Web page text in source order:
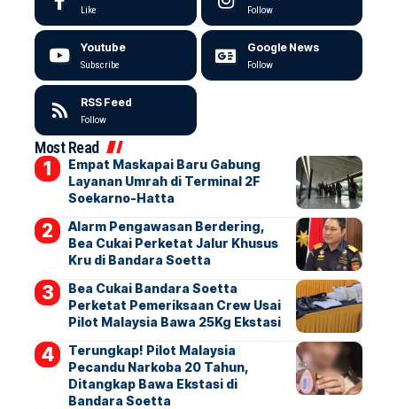
Like Follow
Youtube
Subscribe
Google News
Follow
RSS Feed
Follow
Most Read
Empat Maskapai Baru Gabung
Layanan Umrah di Terminal 2F
Soekarno-Hatta
Alarm Pengawasan Berdering,
Bea Cukai Perketat Jalur Khusus
Kru di Bandara Soetta
Bea Cukai Bandara Soetta
Perketat Pemeriksaan Crew Usai
Pilot Malaysia Bawa 25Kg Ekstasi
Terungkap! Pilot Malaysia
Pecandu Narkoba 20 Tahun,
Ditangkap Bawa Ekstasi di
Bandara Soetta